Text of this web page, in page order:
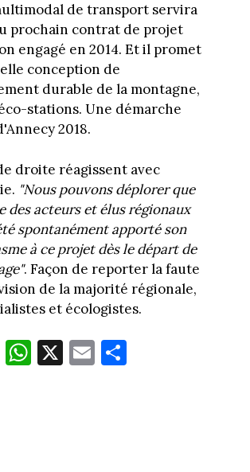
de transport servira
prochain contrat de projet
engagé en 2014. Et il promet
conception de
durable de la montagne,
stations. Une démarche
2018.
droite réagissent avec
"Nous pouvons déplorer que
des acteurs et élus régionaux
spontanément apporté son
à ce projet dès le départ de
. Façon de reporter la faute
de la majorité régionale,
et écologistes.
W
ha
X E
m
Pa
rt